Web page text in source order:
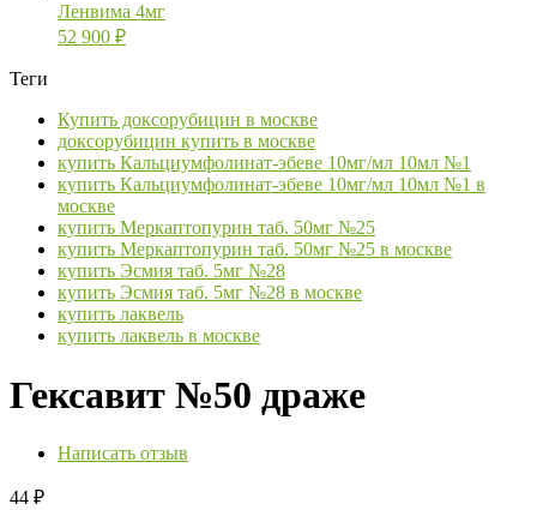
Ленвима 4мг
52 900 ₽
Теги
Купить доксорубицин в москве
доксорубицин купить в москве
купить Кальциумфолинат-эбеве 10мг/мл 10мл №1
купить Кальциумфолинат-эбеве 10мг/мл 10мл №1 в
москве
купить Меркаптопурин таб. 50мг №25
купить Меркаптопурин таб. 50мг №25 в москве
купить Эсмия таб. 5мг №28
купить Эсмия таб. 5мг №28 в москве
купить лаквель
купить лаквель в москве
Гексавит №50 драже
Написать отзыв
44 ₽